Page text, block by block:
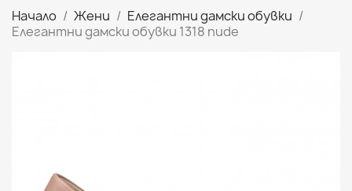
Начало Жени
Елегантни дамски обувки
Елегантни дамски обувки 1318 nude